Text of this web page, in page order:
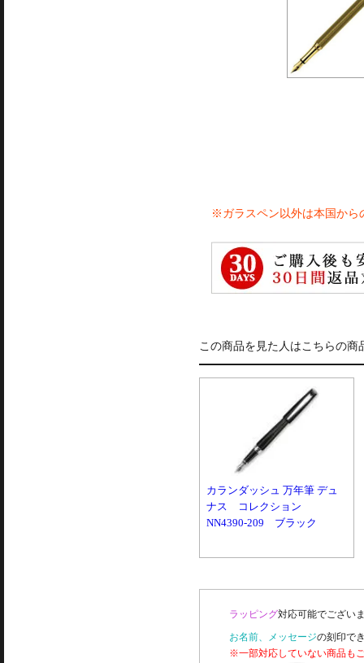
※ガラスペン以外は本国から
この商品を見た人はこちらの商
カランダッシュ 万年筆 デュ
ナス コレクション
NN4390-209 ブラック
ラッピング対応可能でござい
お名前、メッセージの刻印で
※一部対応していない商品も